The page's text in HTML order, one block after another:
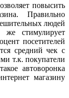
повысить
Правильно
людей
стимулирует
посетителей
средний чек с
т.к. покупатели
автоворонка
магазину